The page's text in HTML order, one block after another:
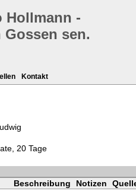
Hollmann -
sen.
Kontakt
20 Tage
Beschreibung Notizen